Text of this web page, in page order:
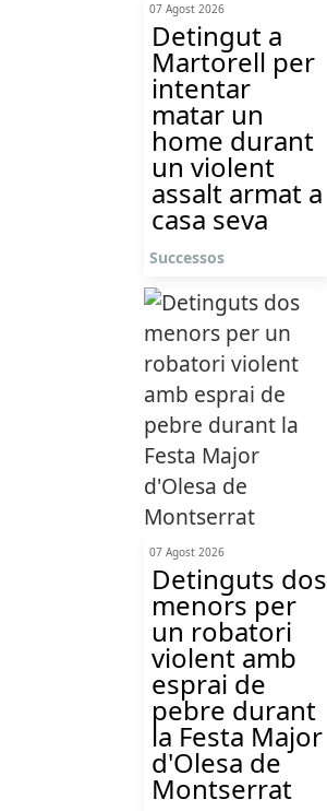
07 Agost 2026
Detingut a
Martorell per
intentar
matar un
home durant
un violent
assalt armat a
casa seva
Successos
07 Agost 2026
Detinguts dos
menors per
un robatori
violent amb
esprai de
pebre durant
la Festa Major
d'Olesa de
Montserrat